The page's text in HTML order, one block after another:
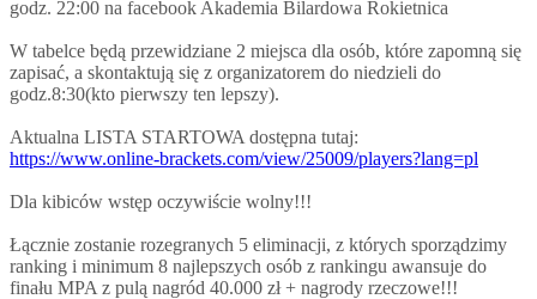
godz. 22:00 na facebook Akademia Bilardowa Rokietnica
W tabelce będą przewidziane 2 miejsca dla osób, które zapomną się
zapisać, a skontaktują się z organizatorem do niedzieli do
godz.8:30(kto pierwszy ten lepszy).
Aktualna LISTA STARTOWA dostępna tutaj:
https://www.online-brackets.com/view/25009/players?lang=pl
Dla kibiców wstęp oczywiście wolny!!!
Łącznie zostanie rozegranych 5 eliminacji, z których sporządzimy
ranking i minimum 8 najlepszych osób z rankingu awansuje do
finału MPA z pulą nagród 40.000 zł + nagrody rzeczowe!!!